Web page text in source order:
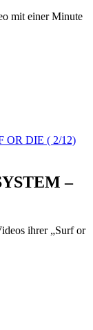
mit einer Minute
OR DIE ( 2/12)
–
ihrer „Surf or